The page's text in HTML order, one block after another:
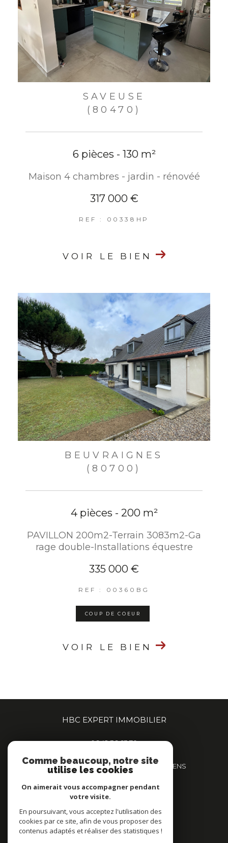
SAVEUSE
(80470)
6 pièces - 130 m²
Maison 4 chambres - jardin - rénovéé
317 000 €
REF : 00338HP
VOIR LE BIEN
BEUVRAIGNES
(80700)
4 pièces - 200 m²
PAVILLON 200m2-Terrain 3083m2-Ga
rage double-Installations équestre
335 000 €
REF : 00360BG
COUP DE COEUR
VOIR LE BIEN
HBC EXPERT IMMOBILIER
06 42 36 63 70
359 Boulevard de Beauvillé, 80000 AMIENS
NOUS SUIVRE SUR
Comme beaucoup, notre site
utilise les cookies
On aimerait vous accompagner pendant
votre visite.
En poursuivant, vous acceptez l'utilisation des
cookies par ce site, afin de vous proposer des
contenus adaptés et réaliser des statistiques !